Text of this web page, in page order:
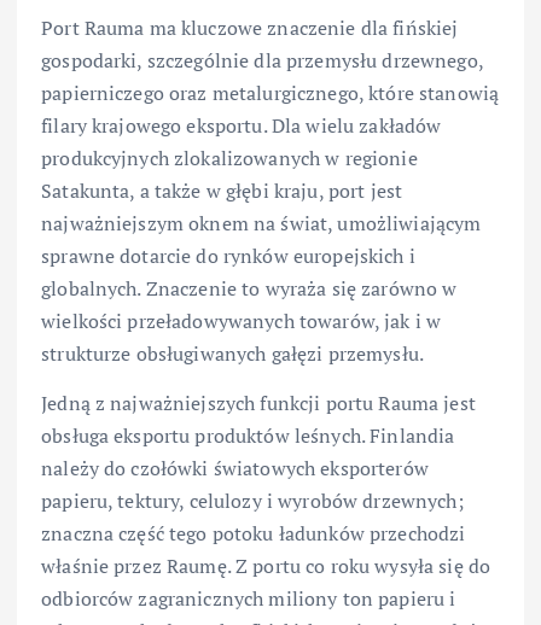
Port Rauma ma kluczowe znaczenie dla fińskiej
gospodarki, szczególnie dla przemysłu drzewnego,
papierniczego oraz metalurgicznego, które stanowią
filary krajowego eksportu. Dla wielu zakładów
produkcyjnych zlokalizowanych w regionie
Satakunta, a także w głębi kraju, port jest
najważniejszym oknem na świat, umożliwiającym
sprawne dotarcie do rynków europejskich i
globalnych. Znaczenie to wyraża się zarówno w
wielkości przeładowywanych towarów, jak i w
strukturze obsługiwanych gałęzi przemysłu.
Jedną z najważniejszych funkcji portu Rauma jest
obsługa eksportu produktów leśnych. Finlandia
należy do czołówki światowych eksporterów
papieru, tektury, celulozy i wyrobów drzewnych;
znaczna część tego potoku ładunków przechodzi
właśnie przez Raumę. Z portu co roku wysyła się do
odbiorców zagranicznych miliony ton papieru i